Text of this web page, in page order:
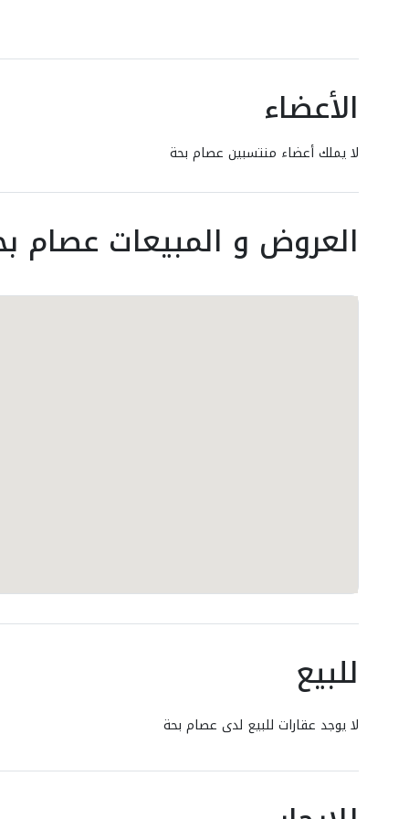
الأعضاء
لا يملك أعضاء منتسبين عصام بحة
العروض و المبيعات عصام
للبيع
لا يوجد عقارات للبيع لدى عصام بحة